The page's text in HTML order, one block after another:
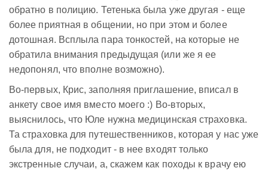
обратно в полицию. Тетенька была уже другая - еще
более приятная в общении, но при этом и более
дотошная. Всплыла пара тонкостей, на которые не
обратила внимания предыдущая (или же я ее
недопонял, что вполне возможно).
Во-первых, Крис, заполняя приглашение, вписал в
анкету свое имя вместо моего :) Во-вторых,
выяснилось, что Юле нужна медицинская страховка.
Та страховка для путешественников, которая у нас уже
была для, не подходит - в нее входят только
экстренные случаи, а, скажем как походы к врачу ею